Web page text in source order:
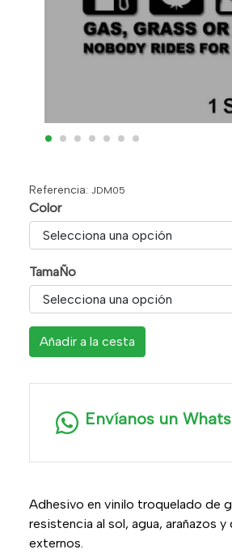
Referencia: JDM05
Color
TamaÑo
Añadir a la cesta
Envíanos un
Adhesivo en vinilo troquelado de
resistencia al sol, agua, arañazos
externos.